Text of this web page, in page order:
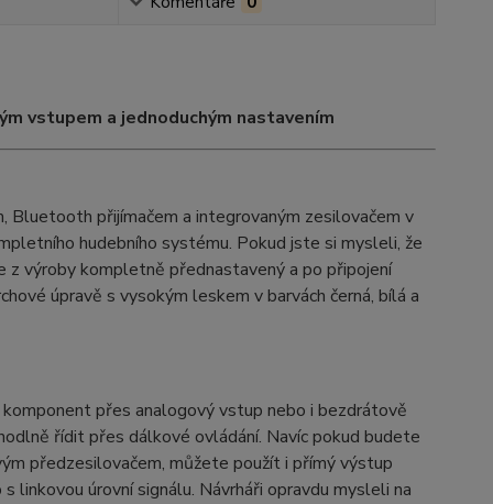
vstupem a jednoduchým nastavením
Bluetooth přijímačem a integrovaným zesilovačem v
hudebního systému. Pokud jste si mysleli, že
z výroby kompletně přednastavený a po připojení
úpravě s vysokým leskem v barvách černá, bílá a
přes analogový vstup nebo i bezdrátově
řídit přes dálkové ovládání. Navíc pokud budete
předzesilovačem, můžete použít i přímý výstup
linkovou úrovní signálu. Návrháři opravdu mysleli na